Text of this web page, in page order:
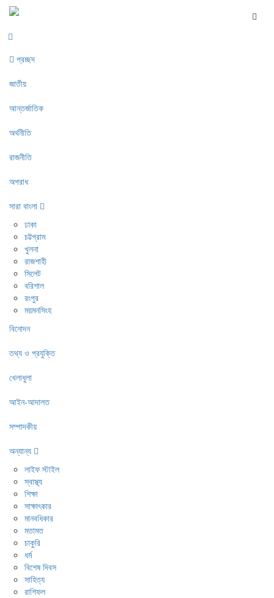
প্রচ্ছদ
জাতীয়
আন্তর্জাতিক
অর্থনীতি
রাজনীতি
অপরাধ
সারা বাংলা
ঢাকা
চট্টগ্রাম
খুলনা
রাজশাহী
সিলেট
বরিশাল
রংপুর
ময়মনসিংহ
বিনোদন
তথ্য ও প্রযুক্তি
খেলাধুলা
আইন-আদালত
সম্পাদকীয়
অন্যান্য
লাইফ স্টাইল
স্বাস্থ্য
শিক্ষা
সাক্ষাৎকার
মানবধিকার
মতামত
চাকুরি
ধর্ম
বিশেষ দিবস
সাহিত্য
রাশিফল